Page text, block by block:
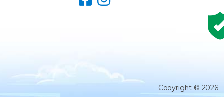
Copyright © 2026 -